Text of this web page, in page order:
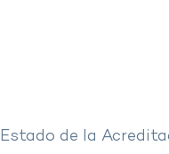
Estado de la